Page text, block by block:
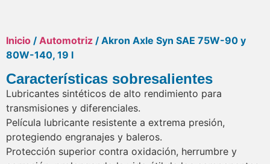
Inicio / Automotriz / Akron Axle Syn SAE 75W-90 y
80W-140, 19 l
Características sobresalientes
Lubricantes sintéticos de alto rendimiento para
transmisiones y diferenciales.
Película lubricante resistente a extrema presión,
protegiendo engranajes y baleros.
Protección superior contra oxidación, herrumbre y